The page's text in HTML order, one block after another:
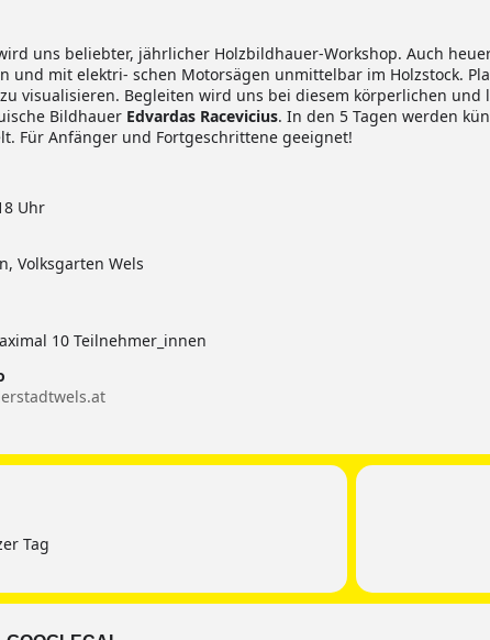
uns beliebter, jährlicher Holzbildhauer-Workshop. Auch
und mit elektri- schen Motorsägen unmittelbar im Holzstock.
visualisieren. Begleiten wird uns bei diesem körperlichen und
Bildhauer Edvardas Racevicius. In den 5 Tagen werden
Für Anfänger und Fortgeschrittene geeignet!
Uhr
Volksgarten Wels
10 Teilnehmer_innen
Tag